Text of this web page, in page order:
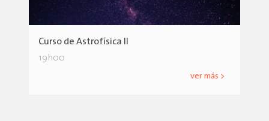
Curso de Astrofísica II
19h00
ver más >